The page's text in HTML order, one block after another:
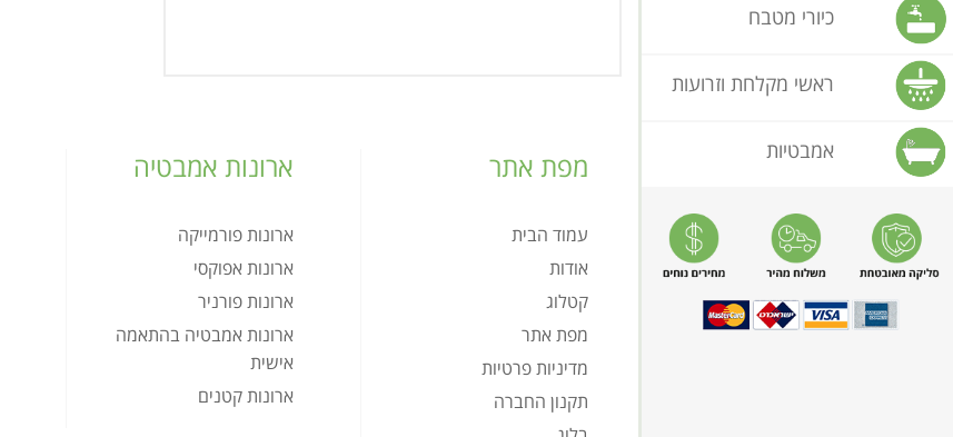
כיורי מטבח
ראשי מקלחת וזרועות
אמבטיות
מפת אתר
עמוד הבית
אודות
קטלוג
מפת אתר
מדיניות פרטיות
תקנון החברה
ארונות אמבטיה
ארונות פורמייקה
ארונות אפוקסי
ארונות פורניר
ארונות אמבטיה בהתאמה
אישית
ארונות קטנים